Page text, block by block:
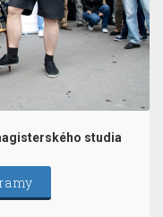
studia